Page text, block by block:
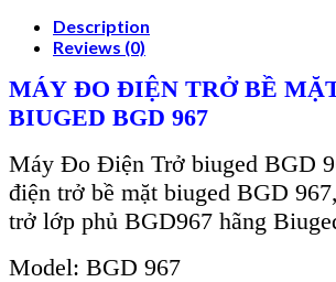
Description
Reviews (0)
MÁY ĐO ĐIỆN TRỞ BỀ
BIUGED BGD 967
Máy Đo Điện Trở biuged BGD
điện trở bề mặt biuged BGD 967,
trở lớp phủ BGD967 hãng
Model: BGD 967